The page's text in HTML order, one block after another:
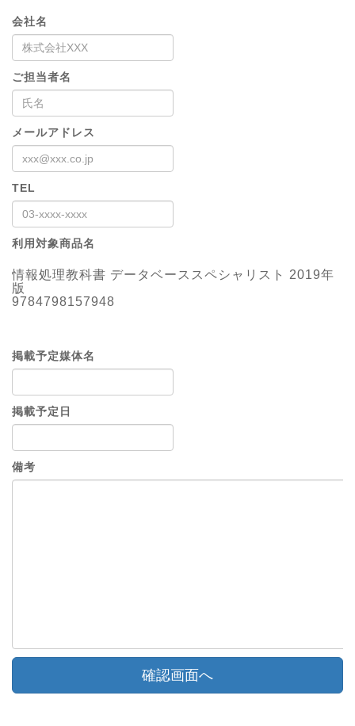
会社名
ご担当者名
メールアドレス
TEL
利用対象商品名
情報処理教科書 データベーススペシャリスト 2019年
版
9784798157948
掲載予定媒体名
掲載予定日
備考
確認画面へ